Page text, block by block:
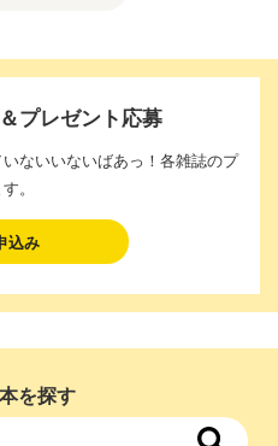
プレゼント応募
ないいないばあっ！各雑誌のプ
。
込み
を探す